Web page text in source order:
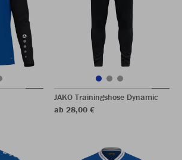
JAKO Trainingshose Dynamic
ab 28,00 €